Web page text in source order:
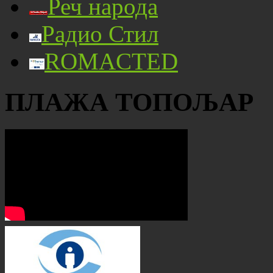
Реч народа
Радио Стил
ROMACTED
ПЛАЖА ТОПОЉАР